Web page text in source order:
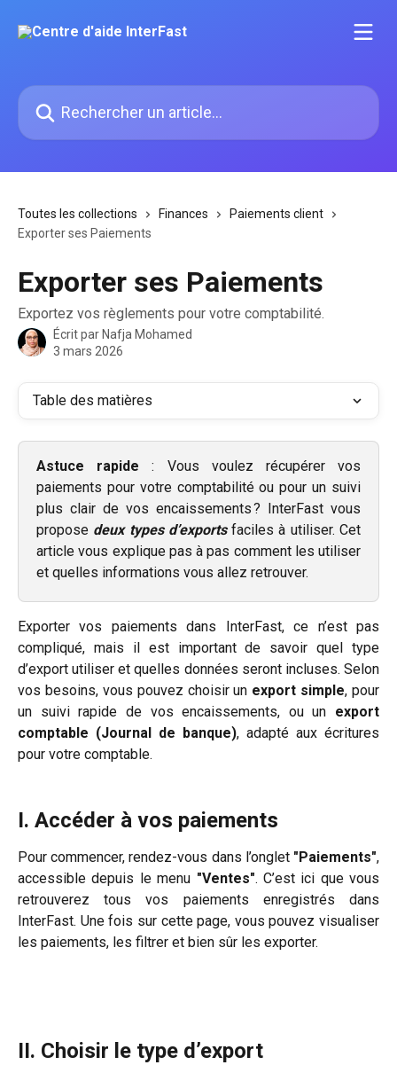
Rechercher un article...
Toutes les collections Finances
Paiements client
Exporter ses Paiements
Exporter ses Paiements
Exportez vos règlements pour votre comptabilité.
Écrit par Nafja Mohamed
3 mars 2026
Table des matières
Astuce rapide : Vous voulez récupérer vos
paiements pour votre comptabilité ou pour un suivi
plus clair de vos encaissements ? InterFast vous
propose deux types d’exportsfaciles à utiliser. Cet
article vous explique pas à pas comment les utiliser
et quelles informations vous allez retrouver.
Exporter vos paiements dans InterFast, ce n’est pas
compliqué, mais il est important de savoir quel type
d’export utiliser et quelles données seront incluses. Selon
vos besoins, vous pouvez choisir un export simple, pour
un suivi rapide de vos encaissements, ou un export
comptable (Journal de banque), adapté aux écritures
pour votre comptable.
I. Accéder à vos paiements
Pour commencer, rendez-vous dans l’onglet "Paiements",
accessible depuis le menu "Ventes". C’est ici que vous
retrouverez tous vos paiements enregistrés dans
InterFast. Une fois sur cette page, vous pouvez visualiser
les paiements, les filtrer et bien sûr les exporter.
II. Choisir le type d’export